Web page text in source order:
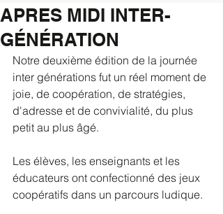
SAMBRE
10 avr.
APRES MIDI INTER-
GÉNÉRATION
Notre deuxième édition de la journée
inter générations fut un réel moment de
joie, de coopération, de stratégies,
d'adresse et de convivialité, du plus
petit au plus âgé.
Les élèves, les enseignants et les
éducateurs ont confectionné des jeux
coopératifs dans un parcours ludique.